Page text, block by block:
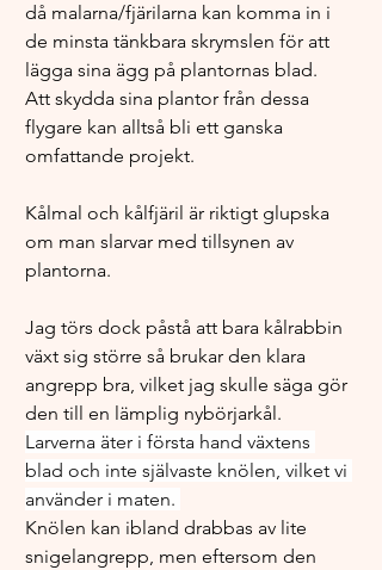
då malarna/fjärilarna kan komma in i
de minsta tänkbara skrymslen för att
lägga sina ägg på plantornas blad.
Att skydda sina plantor från dessa
flygare kan alltså bli ett ganska
omfattande projekt.
Kålmal och kålfjäril är riktigt glupska
om man slarvar med tillsynen av
plantorna.
Jag törs dock påstå att bara kålrabbin
växt sig större så brukar den klara
angrepp bra, vilket jag skulle säga gör
den till en lämplig nybörjarkål.
Larverna äter i första hand växtens
blad och inte självaste knölen, vilket vi
använder i maten.
Knölen kan ibland drabbas av lite
snigelangrepp, men eftersom den